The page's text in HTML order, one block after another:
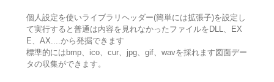
個人設定を使いライブラリヘッダー(簡単には拡張子)を設定し
て実行すると普通は内容を見れなかったファイルをDLL、EX
E、AX....から発掘できます
標準的にはbmp、ico、cur、jpg、gif、wavを採れます図面デー
タの収集ができます。